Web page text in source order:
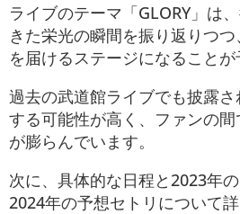
ライブのテーマ「GLORY」は
きた栄光の瞬間を振り返りつ
を届けるステージになることが
過去の武道館ライブでも披露
する可能性が高く、ファンの
が膨らんでいます。
次に、具体的な日程と2023年の
2024年の予想セトリについて詳